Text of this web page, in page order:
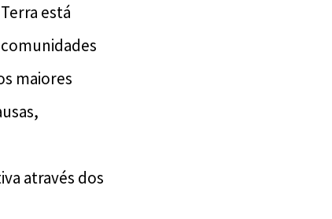
está
maiores
através dos